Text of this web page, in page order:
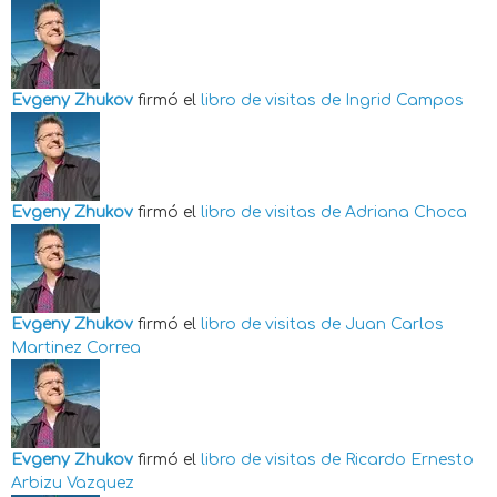
Evgeny Zhukov firmó el libro de visitas de Ingrid Campos
Evgeny Zhukov firmó el libro de visitas de Adriana Choca
Evgeny Zhukov firmó el libro de visitas de Juan Carlos
Martinez Correa
Evgeny Zhukov firmó el libro de visitas de Ricardo Ernesto
Arbizu Vazquez